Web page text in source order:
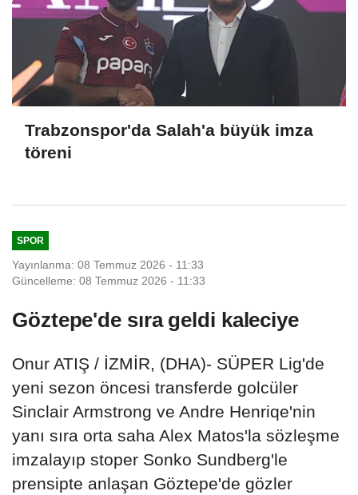
Trabzonspor'da Salah'a büyük imza
töreni
SPOR
Yayınlanma: 08 Temmuz 2026 - 11:33
Güncelleme: 08 Temmuz 2026 - 11:33
Göztepe'de sıra geldi kaleciye
Onur ATIŞ / İZMİR, (DHA)- SÜPER Lig'de
yeni sezon öncesi transferde golcüler
Sinclair Armstrong ve Andre Henriqe'nin
yanı sıra orta saha Alex Matos'la sözleşme
imzalayıp stoper Sonko Sundberg'le
prensipte anlaşan Göztepe'de gözler